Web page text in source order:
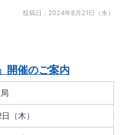
投稿日：2024年8月21日（水）
開催のご案内
（木）